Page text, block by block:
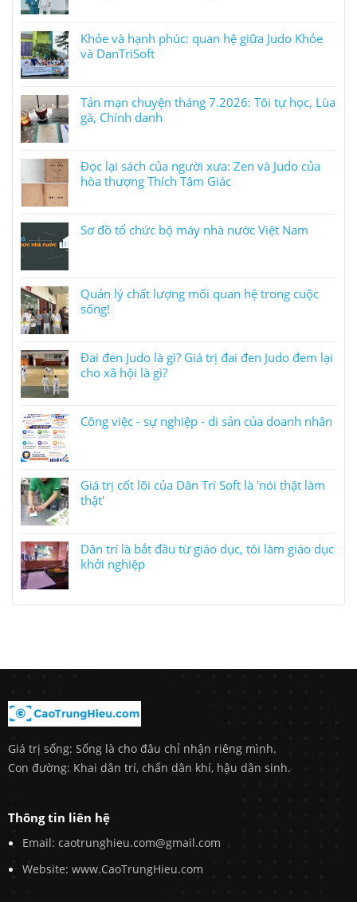
Khỏe và hạnh phúc: quan hệ giữa Judo Khỏe
và DanTriSoft
Tản mạn chuyện tháng 7.2026: Tôi tự học, Lùa
gà, Chính danh
Đọc lại sách của người xưa: Zen và Judo của
hòa thượng Thích Tâm Giác
Sơ đồ tổ chức bộ máy nhà nước Việt Nam
Quản lý chất lượng mối quan hệ trong cuộc
sống!
Đai đen Judo là gì? Giá trị đai đen Judo đem lại
cho xã hội là gì?
Công việc - sự nghiệp - di sản của doanh nhân
Giá trị cốt lõi của Dân Trí Soft là 'nói thật làm
thật'
Dân trí là bắt đầu từ giáo dục, tôi làm giáo dục
khởi nghiệp
Giá trị sống: Sống là cho đâu chỉ nhận riêng mình.
Con đường: Khai dân trí, chấn dân khí, hậu dân sinh.
Thông tin liên hệ
Email: caotrunghieu.com@gmail.com
Website: www.CaoTrungHieu.com